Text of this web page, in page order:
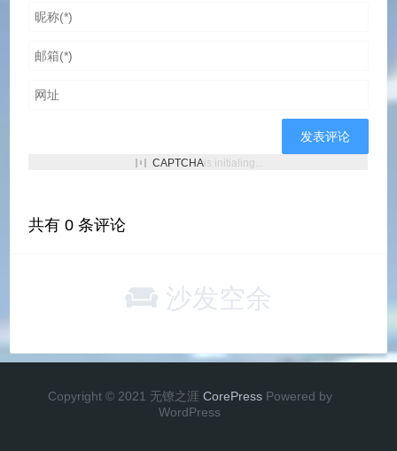
CAPTCHAis initialing...
共有0 条评论
沙发空余
Copyright © 2021 无镣之涯 CorePress Powered by
WordPress